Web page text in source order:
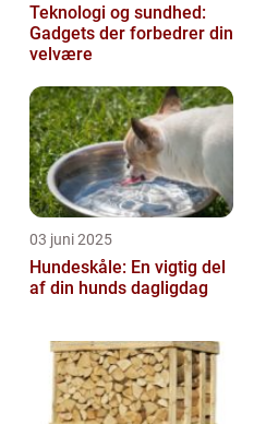
Teknologi og sundhed:
Gadgets der forbedrer din
velvære
03 juni 2025
Hundeskåle: En vigtig del
af din hunds dagligdag